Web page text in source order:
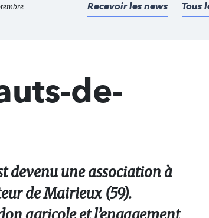
Recevoir les news Tous
de-
devenu une association à
de Mairieux (59).